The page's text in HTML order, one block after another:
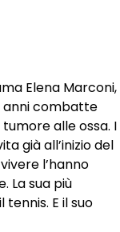
Elena Marconi,
anni combatte
alle ossa. I
già all’inizio del
l’hanno
La sua più
E il suo